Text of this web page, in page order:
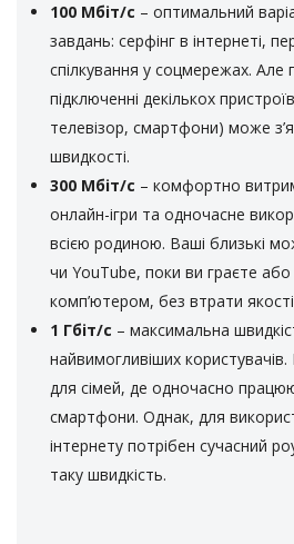
100 Мбіт/с – оптимальний
завдань: серфінг в інтернеті,
спілкування у соцмережах.
підключенні декількох
телевізор, смартфони) може
швидкості.
300 Мбіт/с – комфортно
онлайн-ігри та одночасне
всією родиною. Ваші близькі
чи YouTube, поки ви граєте
комп’ютером, без втрати якості
1 Гбіт/с – максимальна
найвимогливіших користувачів.
для сімей, де одночасно
смартфони. Однак, для
інтернету потрібен сучасний
таку швидкість.
с. Молога. Магазин «Мандарин»,
с. Надлиманське. Магазин
с. Дослідне. Магазин «Бар»
с. Піонерське (с.Виноградне)
Олексієнка»
с. Секретарівка.
с. Семенівка. (ПП Зайцев) Бар
с. Староказаче. Магазин
Горького, 22/2
с. Степанівка. Магазин ПП
«Новицька»
с. Троїцьке. в універсамі
29
с. Удобне. Магазин СПД
Кочубинського, 61а
с. Щербанка. Магазин
Суворова